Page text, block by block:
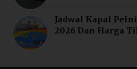
Jadwal Kapal
2026 Dan Harga